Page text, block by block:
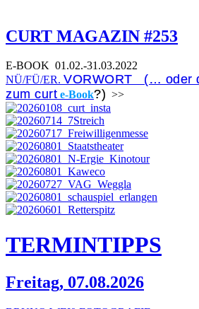
CURT MAGAZIN #253
E-BOOK 01.02.-31.03.2022
NÜ/FÜ/ER. VORWORT (… oder
zum curt e-Book?) >>
TERMINTIPPS
Freitag, 07.08.2026